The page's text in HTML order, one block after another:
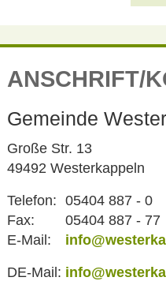
ANSCHRIFT/
Gemeinde
Große Str. 13
49492 Westerkappeln
Telefon: 05404 887 - 0
Fax:
05404 887 - 77
E-Mail:
DE-Mail: